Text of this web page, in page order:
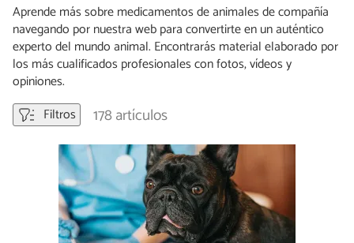
Aprende más sobre medicamentos de animales de compañía
navegando por nuestra web para convertirte en un auténtico
experto del mundo animal. Encontrarás material elaborado por
los más cualificados profesionales con fotos, vídeos y
opiniones.
Filtros
178 artículos